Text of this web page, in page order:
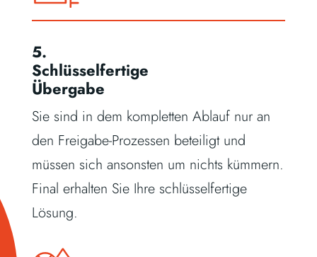
5.
Schlüsselfertige
Übergabe
Sie sind in dem kompletten Ablauf nur an
den Freigabe-Prozessen beteiligt und
müssen sich ansonsten um nichts kümmern.
Final erhalten Sie Ihre schlüsselfertige
Lösung.